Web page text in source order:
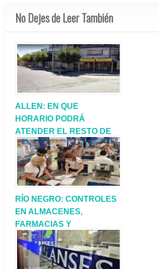
No Dejes de Leer También
ALLEN: EN QUE
HORARIO PODRÁ
ATENDER EL RESTO DE
LOS COMERCIOS
RÍO NEGRO: CONTROLES
EN ALMACENES,
FARMACIAS Y
SUPERMERCADOS PARA
EVITAR ABUSOS DE
PRECIOS